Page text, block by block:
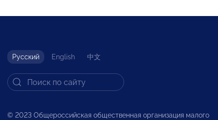
Русский English 中文
© 2023 Общероссийская общественная организация малого